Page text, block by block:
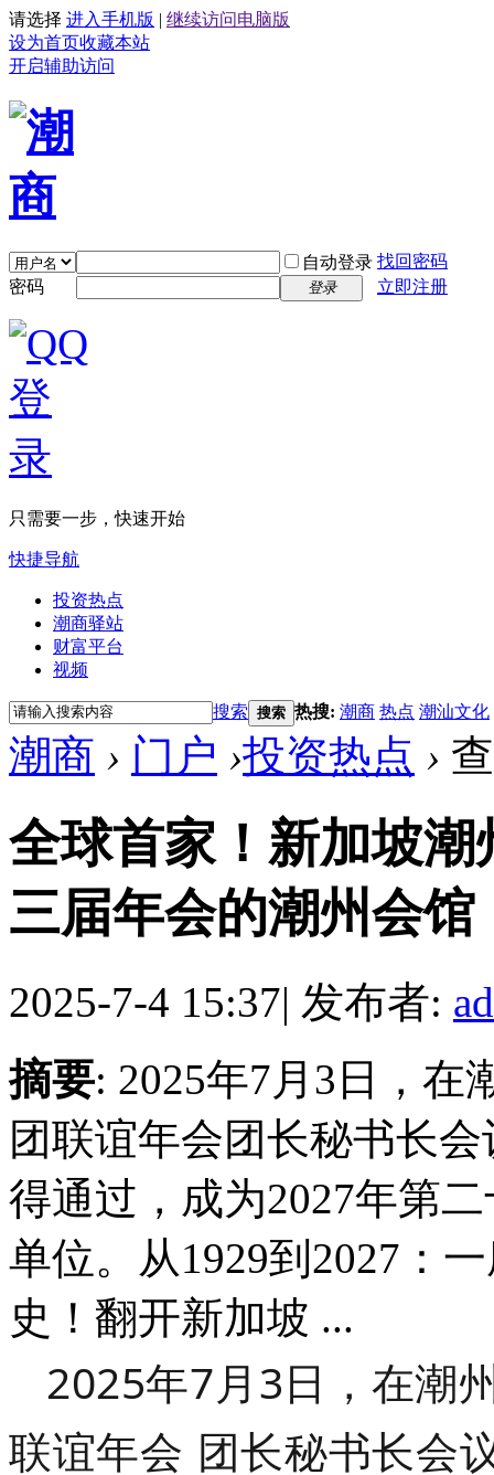
请选择 进入手机版 | 继续访问电脑版
设为首页收藏本站
开启辅助访问
自动登录 找回密码
密码
登录 立即注册
只需要一步，快速开始
快捷导航
投资热点
潮商驿站
财富平台
视频
搜索 搜索 热搜: 潮商 热点 潮汕文化
潮商 › 门户 ›投资热点 ›
全球首家！新加坡
三届年会的潮州会馆
2025-7-4 15:37| 发布者:
摘要: 2025年7月3日，在
团联谊年会团长秘书长
得通过，成为2027年第
单位。从1929到2027：
史！翻开新加坡 ...
2025年7月3日，在潮
联谊年会 团长秘书长会